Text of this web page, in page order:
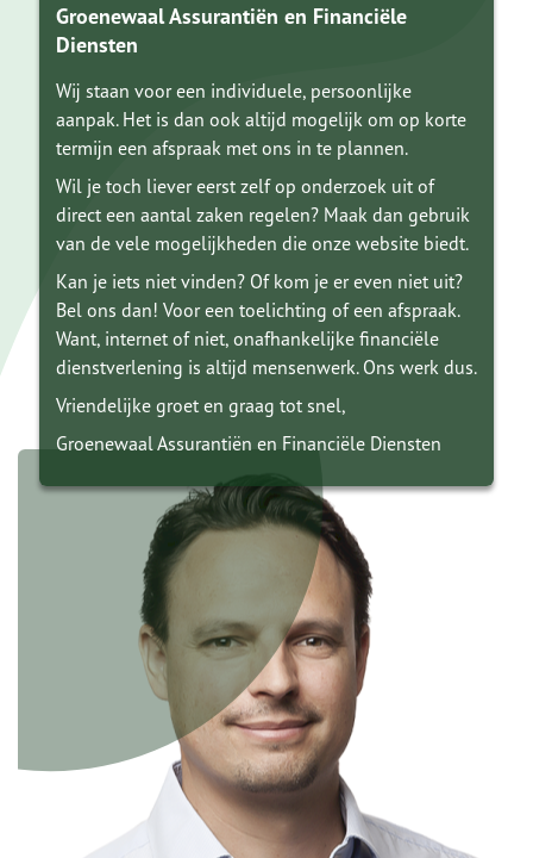
Groenewaal Assurantiën en Financiële
Diensten
Wij staan voor een individuele, persoonlijke
aanpak. Het is dan ook altijd mogelijk om op korte
termijn een afspraak met ons in te plannen.
Wil je toch liever eerst zelf op onderzoek uit of
direct een aantal zaken regelen? Maak dan gebruik
van de vele mogelijkheden die onze website biedt.
Kan je iets niet vinden? Of kom je er even niet uit?
Bel ons dan! Voor een toelichting of een afspraak.
Want, internet of niet, onafhankelijke financiële
dienstverlening is altijd mensenwerk. Ons werk dus.
Vriendelijke groet en graag tot snel,
Groenewaal Assurantiën en Financiële Diensten